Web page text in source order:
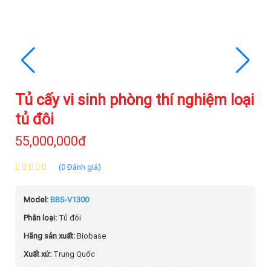
Tủ cấy vi sinh phòng thí nghiệm loại
tủ đôi
55,000,000đ
(0 Đánh giá)
Model:BBS-V1300
Phân loại: Tủ đôi
Hãng sản xuất:Biobase
Xuất xứ: Trung Quốc